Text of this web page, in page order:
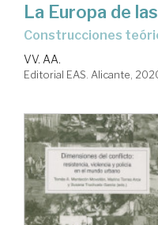
La Europa de
Construcciones
VV. AA.
Editorial EAS. Alicante,